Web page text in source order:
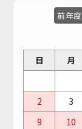
前年度
日
月
2
3
9
10